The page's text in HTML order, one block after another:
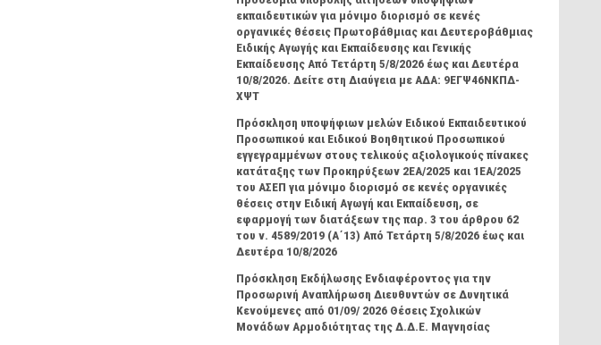
εκπαιδευτικών για μόνιμο διορισμό σε κενές
οργανικές θέσεις Πρωτοβάθμιας και Δευτεροβάθμιας
Ειδικής Αγωγής και Εκπαίδευσης και Γενικής
Εκπαίδευσης Από Τετάρτη 5/8/2026 έως και Δευτέρα
10/8/2026. Δείτε στη Διαύγεια με ΑΔΑ: 9ΕΓΨ46ΝΚΠΔ-
ΧΨΤ
Πρόσκληση υποψήφιων μελών Ειδικού Εκπαιδευτικού
Προσωπικού και Ειδικού Βοηθητικού Προσωπικού
εγγεγραμμένων στους τελικούς αξιολογικούς πίνακες
κατάταξης των Προκηρύξεων 2ΕΑ/2025 και 1ΕΑ/2025
του ΑΣΕΠ για μόνιμο διορισμό σε κενές οργανικές
θέσεις στην Ειδική Αγωγή και Εκπαίδευση, σε
εφαρμογή των διατάξεων της παρ. 3 του άρθρου 62
του ν. 4589/2019 (Α΄13) Από Τετάρτη 5/8/2026 έως και
Δευτέρα 10/8/2026
Πρόσκληση Εκδήλωσης Ενδιαφέροντος για την
Προσωρινή Αναπλήρωση Διευθυντών σε Δυνητικά
Κενούμενες από 01/09/ 2026 Θέσεις Σχολικών
Μονάδων Αρμοδιότητας της Δ.Δ.Ε. Μαγνησίας